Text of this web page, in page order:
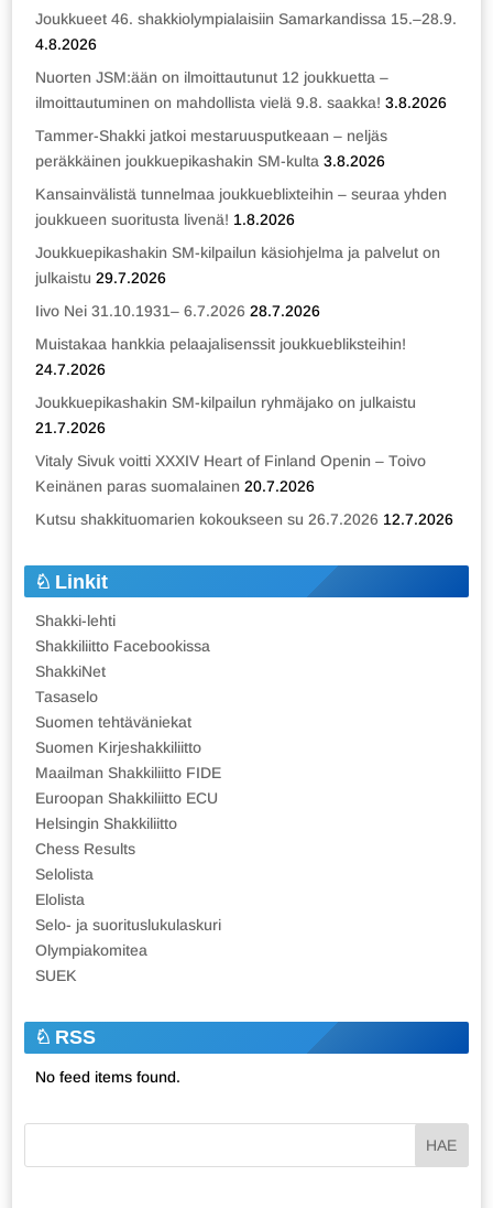
Joukkueet 46. shakkiolympialaisiin Samarkandissa 15.–28.9.
4.8.2026
Nuorten JSM:ään on ilmoittautunut 12 joukkuetta –
ilmoittautuminen on mahdollista vielä 9.8. saakka! 3.8.2026
Tammer-Shakki jatkoi mestaruusputkeaan – neljäs
peräkkäinen joukkuepikashakin SM-kulta 3.8.2026
Kansainvälistä tunnelmaa joukkueblixteihin – seuraa yhden
joukkueen suoritusta livenä! 1.8.2026
Joukkuepikashakin SM-kilpailun käsiohjelma ja palvelut on
julkaistu 29.7.2026
Iivo Nei 31.10.1931– 6.7.2026 28.7.2026
Muistakaa hankkia pelaajalisenssit joukkuebliksteihin!
24.7.2026
Joukkuepikashakin SM-kilpailun ryhmäjako on julkaistu
21.7.2026
Vitaly Sivuk voitti XXXIV Heart of Finland Openin – Toivo
Keinänen paras suomalainen 20.7.2026
Kutsu shakkituomarien kokoukseen su 26.7.2026 12.7.2026
Linkit
Shakki-lehti
Shakkiliitto Facebookissa
ShakkiNet
Tasaselo
Suomen tehtäväniekat
Suomen Kirjeshakkiliitto
Maailman Shakkiliitto FIDE
Euroopan Shakkiliitto ECU
Helsingin Shakkiliitto
Chess Results
Selolista
Elolista
Selo- ja suorituslukulaskuri
Olympiakomitea
SUEK
RSS
No feed items found.